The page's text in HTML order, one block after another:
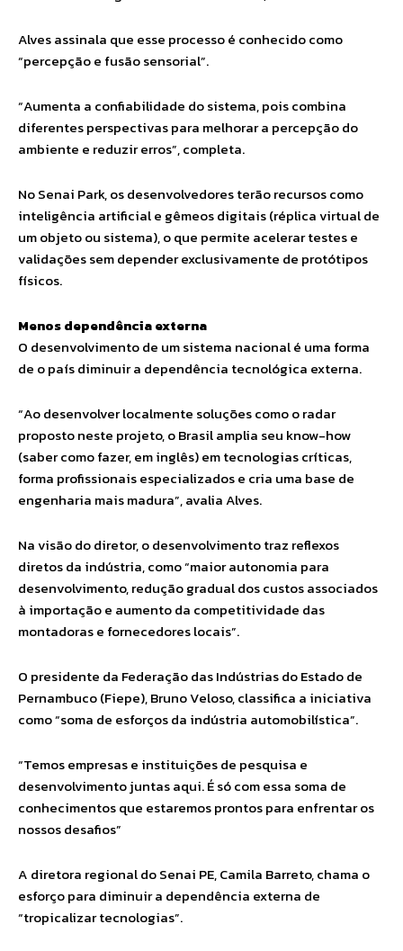
Alves assinala que esse processo é conhecido como
“percepção e fusão sensorial”.
“Aumenta a confiabilidade do sistema, pois combina
diferentes perspectivas para melhorar a percepção do
ambiente e reduzir erros”, completa.
No Senai Park, os desenvolvedores terão recursos como
inteligência artificial e gêmeos digitais (réplica virtual de
um objeto ou sistema), o que permite acelerar testes e
validações sem depender exclusivamente de protótipos
físicos.
Menos dependência externa
O desenvolvimento de um sistema nacional é uma forma
de o país diminuir a dependência tecnológica externa.
“Ao desenvolver localmente soluções como o radar
proposto neste projeto, o Brasil amplia seu know-how
(saber como fazer, em inglês) em tecnologias críticas,
forma profissionais especializados e cria uma base de
engenharia mais madura”, avalia Alves.
Na visão do diretor, o desenvolvimento traz reflexos
diretos da indústria, como “maior autonomia para
desenvolvimento, redução gradual dos custos associados
à importação e aumento da competitividade das
montadoras e fornecedores locais”.
O presidente da Federação das Indústrias do Estado de
Pernambuco (Fiepe), Bruno Veloso, classifica a iniciativa
como “soma de esforços da indústria automobilística”.
“Temos empresas e instituições de pesquisa e
desenvolvimento juntas aqui. É só com essa soma de
conhecimentos que estaremos prontos para enfrentar os
nossos desafios”
A diretora regional do Senai PE, Camila Barreto, chama o
esforço para diminuir a dependência externa de
“tropicalizar tecnologias”.